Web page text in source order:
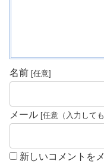
名前
メール
新しいコメントを